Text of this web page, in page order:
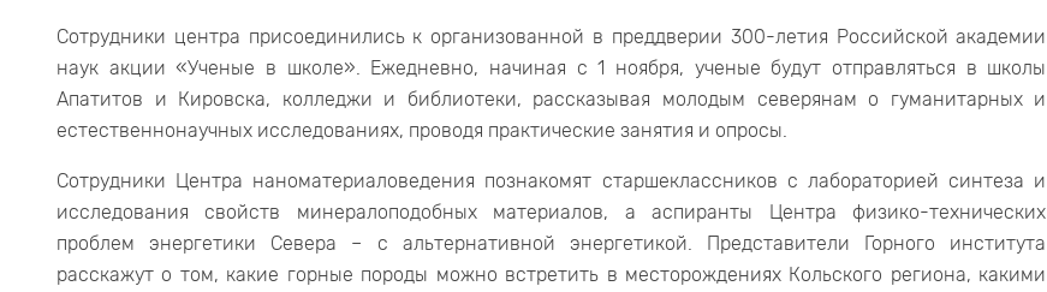
Сотрудники центра присоединились к организованной в преддверии 300-летия Российской академии
наук акции «Ученые в школе». Ежедневно, начиная с 1 ноября, ученые будут отправляться в школы
Апатитов и Кировска, колледжи и библиотеки, рассказывая молодым северянам о гуманитарных и
естественнонаучных исследованиях, проводя практические занятия и опросы.
Сотрудники Центра наноматериаловедения познакомят старшеклассников с лабораторией синтеза и
исследования свойств минералоподобных материалов, а аспиранты Центра физико-технических
проблем энергетики Севера – с альтернативной энергетикой. Представители Горного института
расскажут о том, какие горные породы можно встретить в месторождениях Кольского региона, какими